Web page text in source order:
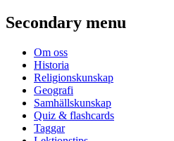
Secondary menu
Om oss
Historia
Religionskunskap
Geografi
Samhällskunskap
Quiz & flashcards
Taggar